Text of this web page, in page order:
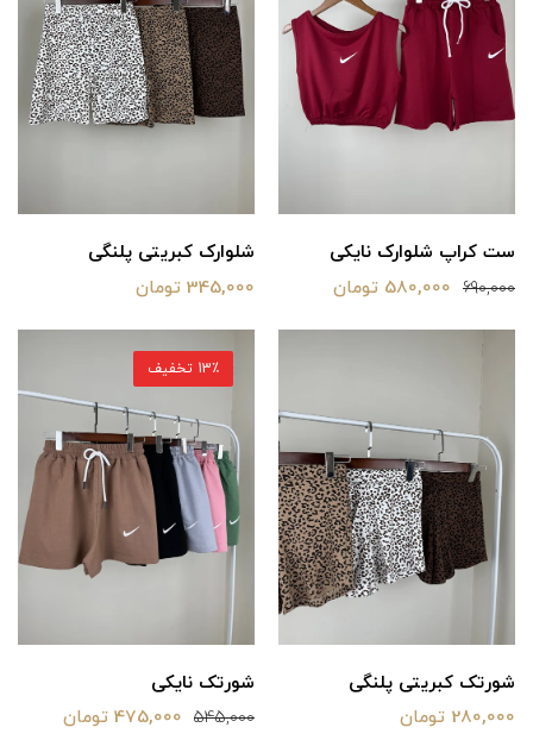
ست کراپ شلوارک نایکی
690,000 580,000 تومان
شلوارک کبریتی پلنگی
345,000 تومان
شورتک کبریتی پلنگی
280,000 تومان
شورتک نایکی
545,000 475,000 تومان
13٪ تخفیف